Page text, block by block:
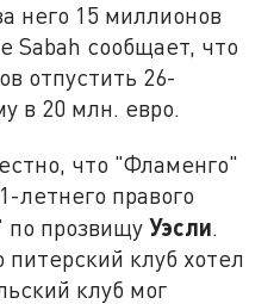
него 15 миллионов
Sabah сообщает, что
отпустить 26-
в 20 млн. евро.
что "Фламенго"
летнего правого
прозвищу Уэсли.
клуб хотел
клуб мог